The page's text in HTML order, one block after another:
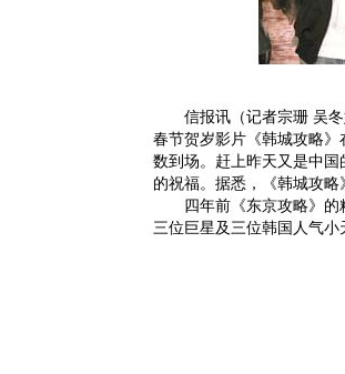
信报讯（记者宗珊 吴冬
春节贺岁影片《韩城攻略
数到场。赶上昨天又是中
的祝福。据悉，《韩城攻略
四年前《东京攻略》的精
三位巨星及三位韩国人气小